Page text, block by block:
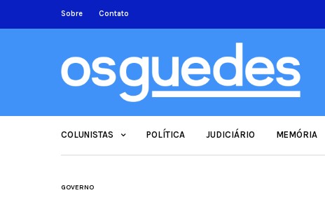
Sobre Contato
COLUNISTAS POLÍTICA JUDICIÁRIO MEMÓRIA
GOVERNO